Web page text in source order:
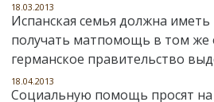
18.03.2013
Испанская семья должна
получать матпомощь в том же
германское правительство
18.04.2013
Социальную помощь просят